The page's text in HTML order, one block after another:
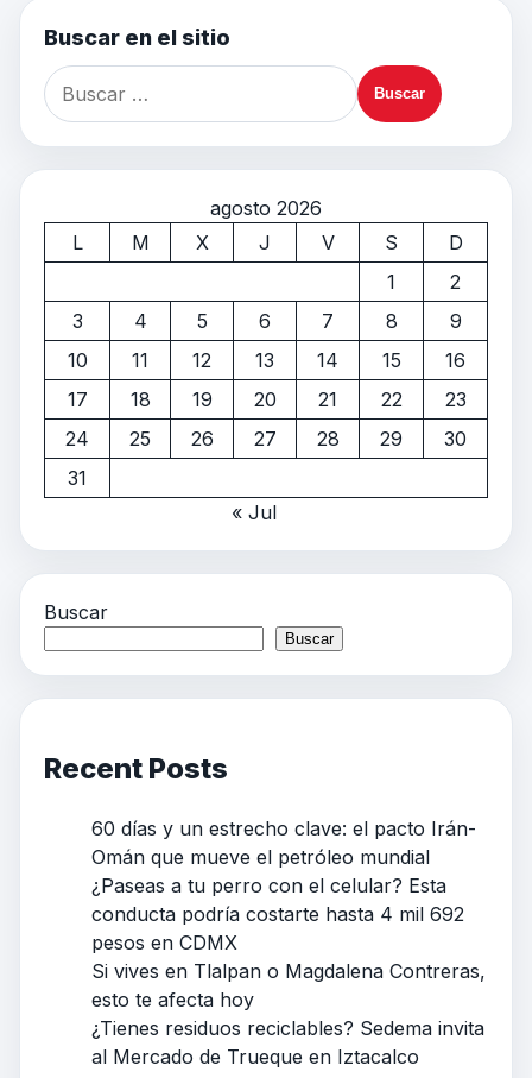
Buscar en el sitio
agosto 2026
L
M X J V S
D
1
2
3
4 5 6 7 8
9
10
11 12 13 14 15
16
17
18 19 20 21 22
23
24
25 26 27 28 29
30
31
« Jul
Buscar
Buscar
Recent Posts
60 días y un estrecho clave: el pacto Irán-
Omán que mueve el petróleo mundial
¿Paseas a tu perro con el celular? Esta
conducta podría costarte hasta 4 mil 692
pesos en CDMX
Si vives en Tlalpan o Magdalena Contreras,
esto te afecta hoy
¿Tienes residuos reciclables? Sedema invita
al Mercado de Trueque en Iztacalco